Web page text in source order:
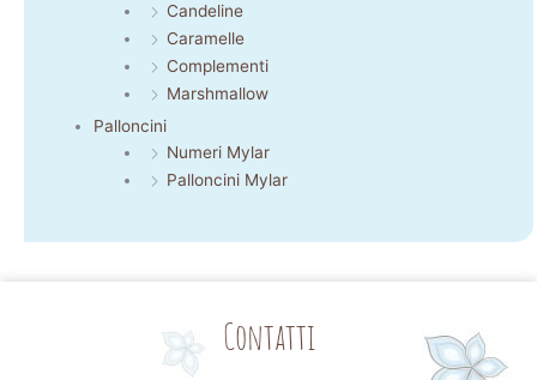
Candeline
Caramelle
Complementi
Marshmallow
Palloncini
Numeri Mylar
Palloncini Mylar
Contatti